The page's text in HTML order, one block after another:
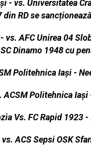
- vs. Universitatea
RD se
vs. AFC Unirea 04
Dinamo 1948 cu
Politehnica Iași -
ACSM Politehnica
Vs. FC Rapid
ACS Sepsi OSK